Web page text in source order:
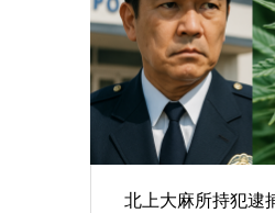
北上大麻所持犯逮